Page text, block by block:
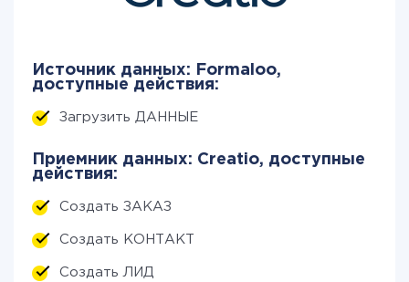
Источник данных: Formaloo,
доступные действия:
Загрузить ДАННЫЕ
Приемник данных: Creatio, доступные
действия:
Создать ЗАКАЗ
Создать КОНТАКТ
Создать ЛИД